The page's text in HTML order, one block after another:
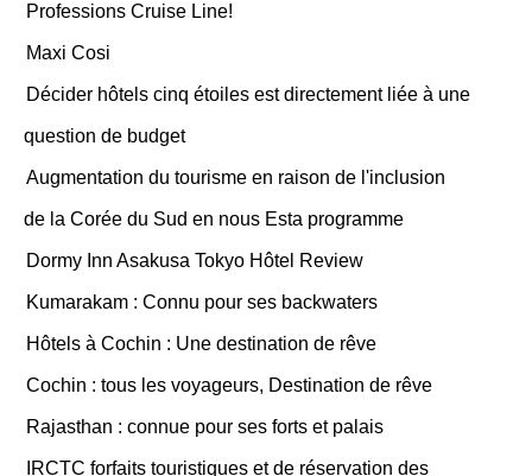
Professions Cruise Line!
Maxi Cosi
Décider hôtels cinq étoiles est directement liée à une
question de budget
Augmentation du tourisme en raison de l'inclusion
de la Corée du Sud en nous Esta programme
Dormy Inn Asakusa Tokyo Hôtel Review
Kumarakam : Connu pour ses backwaters
Hôtels à Cochin : Une destination de rêve
Cochin : tous les voyageurs, Destination de rêve
Rajasthan : connue pour ses forts et palais
IRCTC forfaits touristiques et de réservation des